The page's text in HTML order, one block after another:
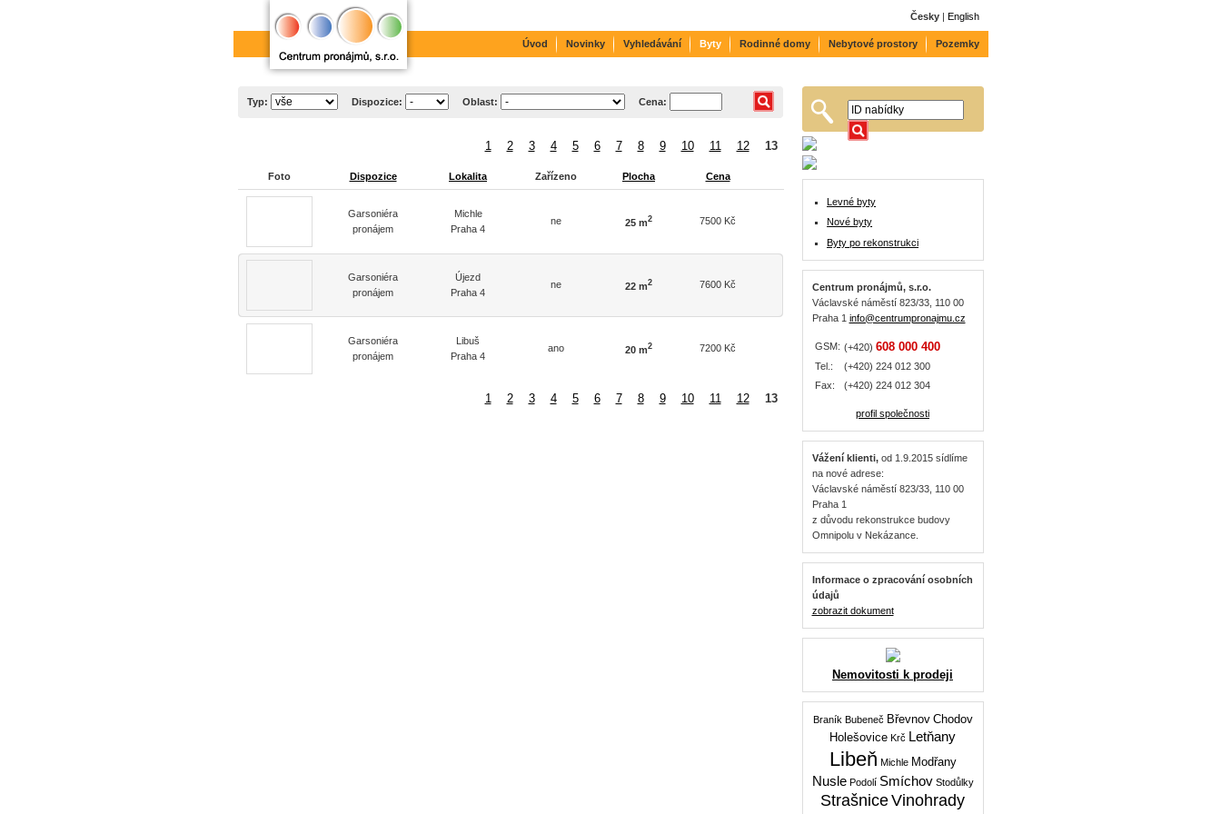
Typ: Dispozice: Oblast: Cena:
1 2 3 4 5 6 7 8 9 10 11 12 13
Foto Dispozice Lokalita Zařízeno Plocha Cena
Garsoniéra
pronájem
Michle
Praha 4
ne 25 m2 7500 Kč
Garsoniéra
pronájem
Újezd
Praha 4
ne 22 m2 7600 Kč
Garsoniéra
pronájem
Libuš
Praha 4
ano 20 m2 7200 Kč
1 2 3 4 5 6 7 8 9 10 11 12 13
Levné byty
Nové byty
Byty po rekonstrukci
Centrum pronájmů, s.r.o.
Václavské náměstí 823/33, 110 00
Praha 1 info@centrumpronajmu.cz
GSM: (+420) 608 000 400
Tel.:
(+420) 224 012 300
Fax:
(+420) 224 012 304
profil společnosti
Vážení klienti,od 1.9.2015 sídlíme
na nové adrese:
Václavské náměstí 823/33, 110 00
Praha 1
z důvodu rekonstrukce budovy
Omnipolu v Nekázance.
Informace o zpracování osobních
údajů
zobrazit dokument
Nemovitosti k prodeji
Braník Bubeneč Břevnov Chodov
Holešovice Krč Letňany
Libeň Michle Modřany
Nusle Podolí Smíchov Stodůlky
StrašniceVinohrady
Česky| English
Úvod Novinky Vyhledávání Byty Rodinné domy Nebytové prostory Pozemky